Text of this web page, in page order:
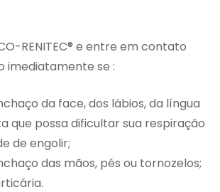
RENITEC® e entre em contato
imediatamente se :
da face, dos lábios, da língua
que possa dificultar sua respiração
de engolir;
das mãos, pés ou tornozelos;